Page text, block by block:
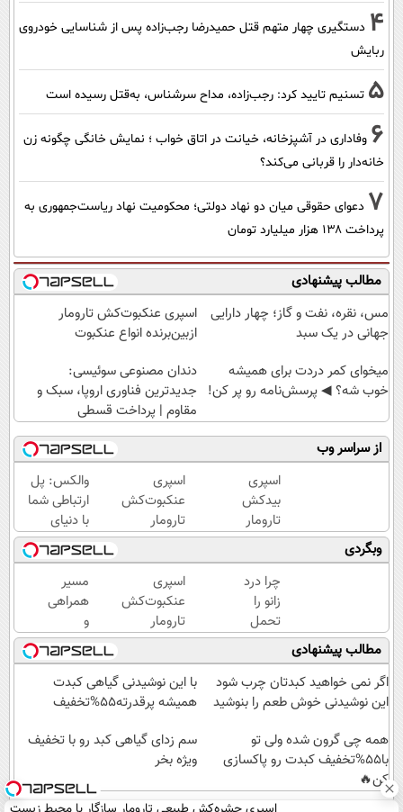
4 دستگیری چهار متهم قتل حمیدرضا رجب‌زاده پس از شناسایی خودروی
ربایش
5 تسنیم تایید کرد: رجب‌زاده، مداح سرشناس، به‌قتل رسیده است
6 وفاداری در آشپزخانه، خیانت در اتاق خواب ؛ نمایش خانگی چگونه زن
خانه‌دار را قربانی می‌کند؟
7 دعوای حقوقی میان دو نهاد دولتی؛ محکومیت نهاد ریاست‌جمهوری به
پرداخت ۱۳۸ هزار میلیارد تومان
مطالب پیشنهادی
مس، نقره، نفت و گاز؛ چهار دارایی
جهانی در یک سبد
اسپری عنکبوت‌‌کش تارومار
ازبین‌برنده انواع عنکبوت
میخوای کمر دردت برای همیشه
خوب شه؟ ◀ پرسش‌نامه رو پر کن!
دندان مصنوعی سوئیسی:
جدیدترین فناوری اروپا، سبک و
مقاوم | پرداخت قسطی
از سراسر وب
اسپری
بیدکش
تارومار
با
اثرفوری
،
محافظ
لباس
در
مقابل
بید
اسپری
عنکبوت‌‌کش
تارومار
ازبین‌برنده
انواع
عنکبوت
والکس: پل
ارتباطی شما
با دنیای
سرمایه‌گذاری
دیجیتال
وبگردی
چرا درد
زانو را
تحمل
می‌کنی؟
خیلی
ساده
درمنزل
کن
اسپری
عنکبوت‌‌کش
تارومار
ازبین‌برنده
انواع
عنکبوت
مسیر
همراهی
و
گزارش
عملکرد
گروه
اسنپ
۱۴۰۴
مطالب پیشنهادی
اگر نمی خواهید کبدتان چرب شود
این نوشیدنی خوش طعم را بنوشید
با این نوشیدنی گیاهی کبدت
همیشه پرقدرته55%تخفیف
همه چی گرون شده ولی تو
با55%تخفیف کبدت رو پاکسازی
کن🔥
سم زدای گیاهی کبد رو با تخفیف
ویژه بخر